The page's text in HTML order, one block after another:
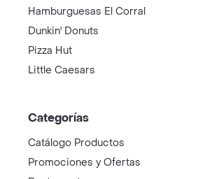
Hamburguesas El Corral
Dunkin' Donuts
Pizza Hut
Little Caesars
Categorías
Catálogo Productos
Promociones y Ofertas